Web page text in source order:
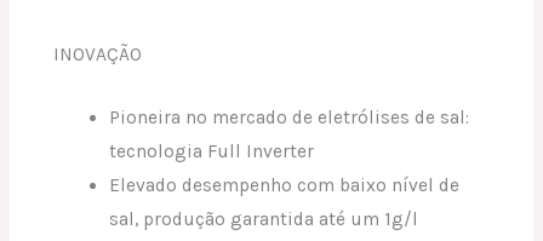
INOVAÇÃO
Pioneira no mercado de eletrólises de sal:
tecnologia Full Inverter
Elevado desempenho com baixo nível de
sal, produção garantida até um 1g/l